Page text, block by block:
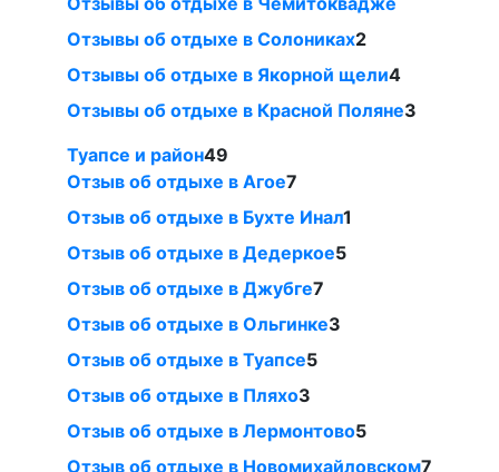
Отзывы об отдыхе в Солониках2
Отзывы об отдыхе в Якорной щели4
Отзывы об отдыхе в Красной Поляне3
Туапсе и район49
Отзыв об отдыхе в Агое7
Отзыв об отдыхе в Бухте Инал1
Отзыв об отдыхе в Дедеркое5
Отзыв об отдыхе в Джубге7
Отзыв об отдыхе в Ольгинке3
Отзыв об отдыхе в Туапсе5
Отзыв об отдыхе в Пляхо3
Отзыв об отдыхе в Лермонтово5
Отзыв об отдыхе в Новомихайловском7